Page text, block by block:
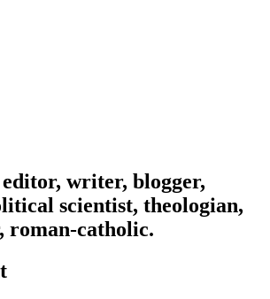
writer, blogger,
scientist, theologian,
roman-catholic.